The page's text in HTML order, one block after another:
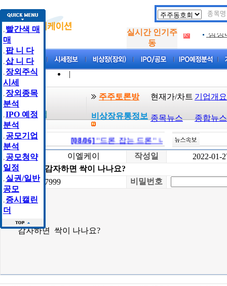
실시간 인기주
동
.
아크
삼성
.
아하
.
아크
.
삼성
검색종목 | |
이엘케이
비상장 기업
주주토론방 현재가/차트 기업개요
비상장유통정보 종목뉴스 종합뉴스
[08/06]"드론 잡는 드론" 니어스랩, IPO 시동
글쓴이
이엘케이 작성일
2022-01-
제 목
감자하면 싹이 나나요?
글번호
7999 비밀번호
감자하면 싹이 나나요?
빨간색 매
매
팝 니 다
삽 니 다
장외주식
시세
장외종목
분석
IPO 예정
분석
공모기업
분석
공모청약
일정
실권/일반
공모
증시캘린
더